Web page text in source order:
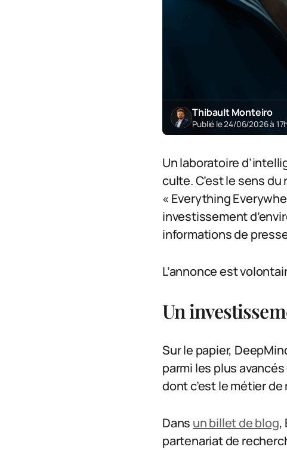
Thibault Monteiro
Publié le 24/06/2026 à
Un laboratoire
culte. C’est le sens
« Everything
investissement
informations de
L’annonce est
Un
Sur le papier,
parmi les plus
dont c’est le métier
Dans un billet de blog,
partenariat de